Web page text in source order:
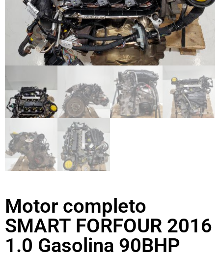
Motor completo
SMART FORFOUR 2016
1.0 Gasolina 90BHP